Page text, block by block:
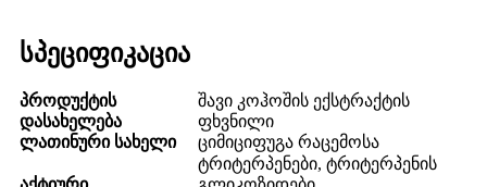
სპეციფიკაცია
პროდუქტის
დასახელება
შავი კოჰოშის ექსტრაქტის
ფხვნილი
ლათინური სახელი
ციმიციფუგა რაცემოსა
ტრიტერპენები, ტრიტერპენის